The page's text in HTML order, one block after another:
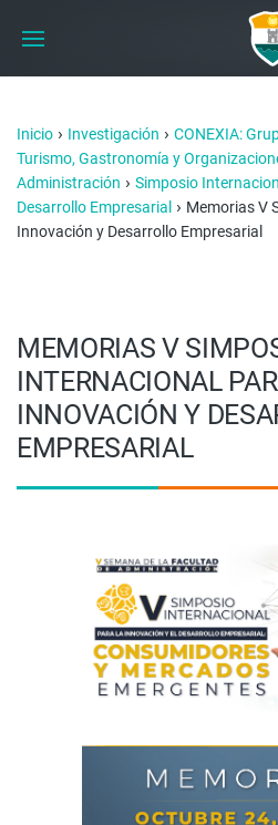
Inicio › Investigación › CONEXIA:
Turismo, Gastronomía y
Administración › Simposio
Desarrollo Empresarial › Memorias V
Innovación y Desarrollo Empresarial
MEMORIAS V
INTERNACIONAL
INNOVACIÓN Y
EMPRESARIAL